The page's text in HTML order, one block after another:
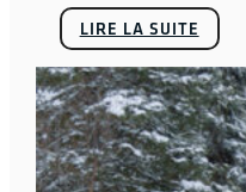
LIRE LA SUITE